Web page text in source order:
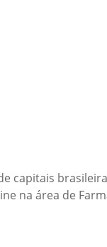
capitais
na área de